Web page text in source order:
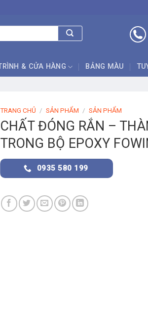
& CỬA HÀNG BẢNG MÀU
TRANG CHỦ / SẢN PHẨM / SẢN PHẨM
CHẤT ĐÓNG RẮN –
TRONG BỘ EPOXY
0935 580 199